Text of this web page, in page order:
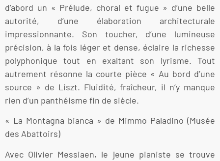
d’abord un « Prélude, choral et fugue » d’une belle
autorité, d’une élaboration architecturale
impressionnante. Son toucher, d’une lumineuse
précision, à la fois léger et dense, éclaire la richesse
polyphonique tout en exaltant son lyrisme. Tout
autrement résonne la courte pièce « Au bord d’une
source » de Liszt. Fluidité, fraîcheur, il n’y manque
rien d’un panthéisme fin de siècle.
« La Montagna bianca » de Mimmo Paladino (Musée
des Abattoirs)
Avec Olivier Messiaen, le jeune pianiste se trouve